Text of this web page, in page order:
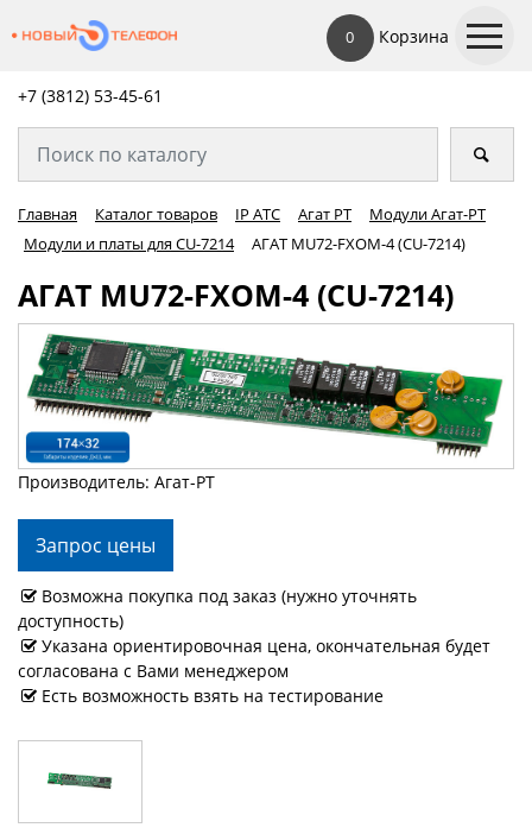
0 Корзина
+7 (3812) 53-45-61
Главная Каталог товаров IP АТС Агат РТ
Модули Агат-РТ
Модули и платы для CU-7214
АГАТ MU72-FXOM-4 (CU-7214)
АГАТ MU72-FXOM-4 (CU-7214)
Производитель: Агат-РТ
Запрос цены
Возможна покупка под заказ (нужно уточнять
доступность)
Указана ориентировочная цена, окончательная будет
согласована с Вами менеджером
Есть возможность взять на тестирование